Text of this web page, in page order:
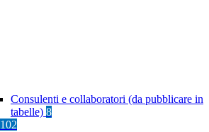
Consulenti e collaboratori (da pubblicare in
tabelle) 8
102